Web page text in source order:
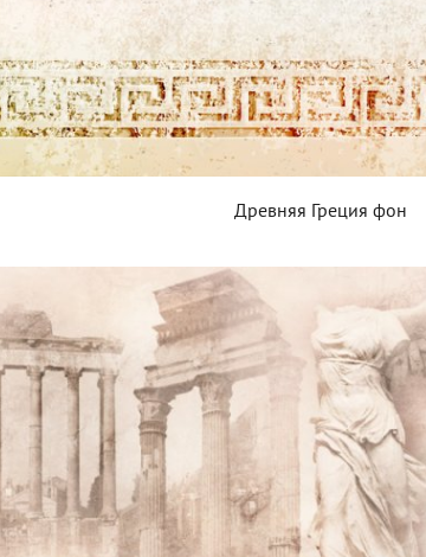
Древняя Греция фон